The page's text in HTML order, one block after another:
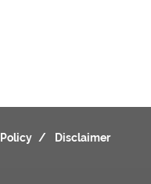
Disclaimer